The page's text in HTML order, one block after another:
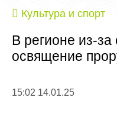
Культура и спорт
В регионе из-
освящение
15:02 14.01.25